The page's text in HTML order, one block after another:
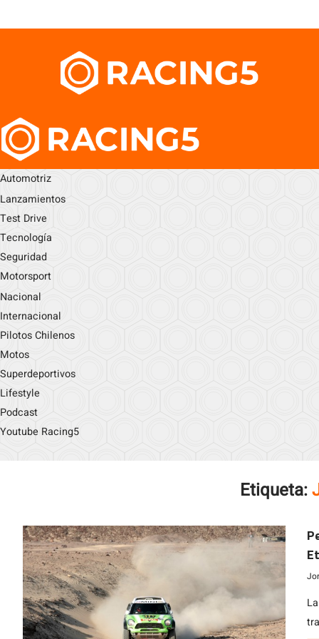
Automotriz
Lanzamientos
Test Drive
Tecnología
Seguridad
Motorsport
Nacional
Internacional
Pilotos Chilenos
Motos
Superdeportivos
Lifestyle
Podcast
Youtube Racing5
Etiqueta: